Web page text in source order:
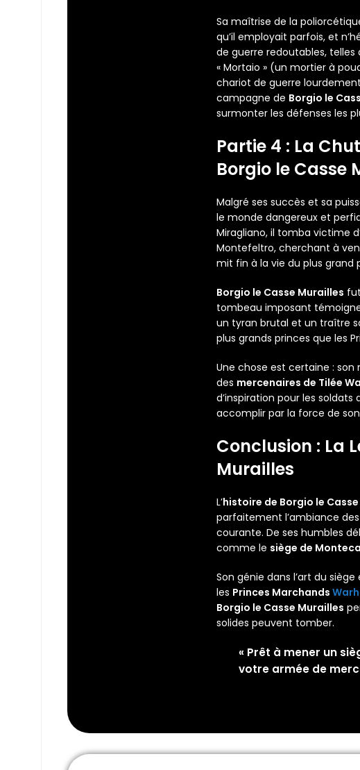
Sa maîtrise de la
qu’il employait parfois, et
de guerre redoutables,
« Mortaio » (un mortier à
chariot de guerre
campagne de Borgio le
surmonter les défenses les
Partie 4 : La
Borgio le Casse
Malgré ses succès et sa
le monde dangereux et
Miragliano, il tomba victime
Montefeltro, cherchant à
mit fin à la vie du plus grand
Borgio le Casse Murailles
tombeau imposant
un tyran brutal et un traître
plus grands princes que les
Une chose est certaine : son
des mercenaires de Tilée
d’inspiration pour les
accomplir par la force de
Conclusion : La
Murailles
L’histoire de Borgio le
parfaitement l’ambiance
courante. De ses humbles
comme le siège de
Son génie dans l’art du
les Princes Marchands
Borgio le Casse Murailles
solides peuvent tomber.
« Prêt à mener un
votre armée de